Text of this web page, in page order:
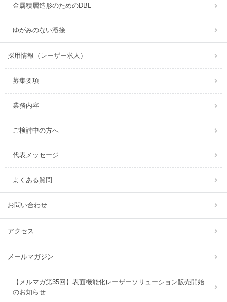
金属積層造形のためのDBL
ゆがみのない溶接
採用情報（レーザー求人）
募集要項
業務内容
ご検討中の方へ
代表メッセージ
よくある質問
お問い合わせ
アクセス
メールマガジン
【メルマガ第35回】表面機能化レーザーソリューション販売開始
のお知らせ